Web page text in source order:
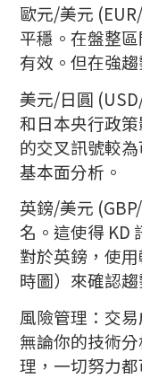
歐元/美元
平穩。在盤整
有效。但在強
美元/日圓
和日本央行政
的交叉訊號較
基本面分析。
英鎊/美元
名。這使得 KD
對於英鎊，使
時圖）來確認
風險管理：交
無論你的技術
理，一切努力都